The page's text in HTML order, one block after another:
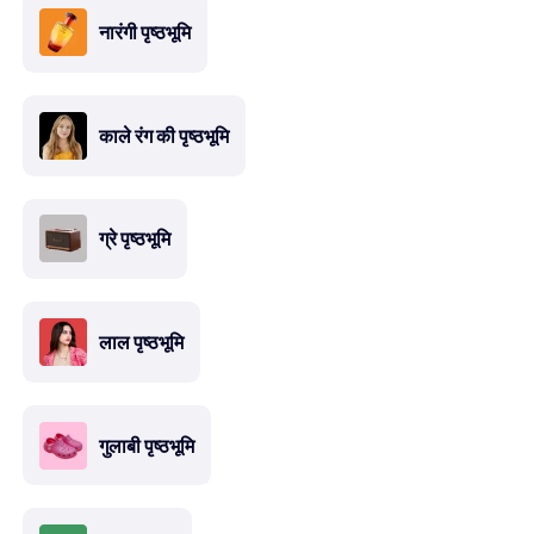
नारंगी पृष्ठभूमि
काले रंग की पृष्ठभूमि
ग्रे पृष्ठभूमि
लाल पृष्ठभूमि
गुलाबी पृष्ठभूमि